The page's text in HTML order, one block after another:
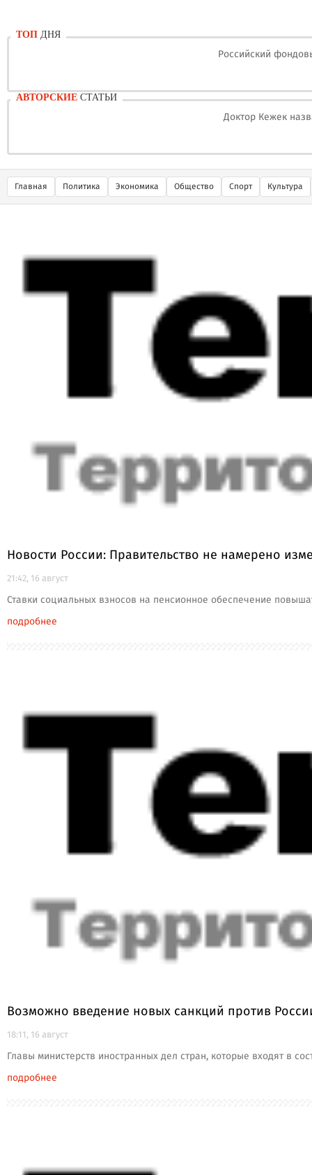
ТОП ДНЯ
Российский
АВТОРСКИЕ СТАТЬИ
Доктор Кежек
Главная Политика Экономика Общество Спорт Культура
Новости России: Правительство не намерено
21:42, 16 август
Ставки социальных взносов на пенсионное обеспечение
подробнее
Возможно введение новых санкций против
18:11, 16 август
Главы министерств иностранных дел стран, которые входят в
подробнее